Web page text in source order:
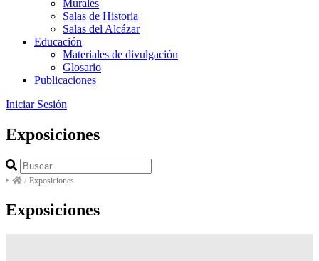
Murales
Salas de Historia
Salas del Alcázar
Educación
Materiales de divulgación
Glosario
Publicaciones
Iniciar Sesión
Exposiciones
/ Exposiciones
Exposiciones